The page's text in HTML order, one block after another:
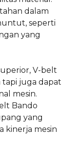
dalam
seperti
yang
V-belt
tapi juga dapat
mesin.
Bando
yang
kinerja mesin